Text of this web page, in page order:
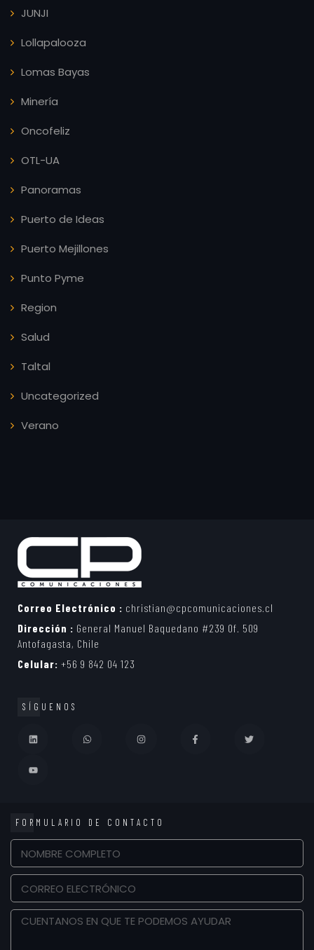
JUNJI
Lollapalooza
Lomas Bayas
Minería
Oncofeliz
OTL-UA
Panoramas
Puerto de Ideas
Puerto Mejillones
Punto Pyme
Region
Salud
Taltal
Uncategorized
Verano
Correo Electrónico : christian@cpcomunicaciones.cl
Dirección : General Manuel Baquedano #239 Of. 509
Antofagasta, Chile
Celular: +56 9 842 04 123
SÍGUENOS
FORMULARIO DE CONTACTO